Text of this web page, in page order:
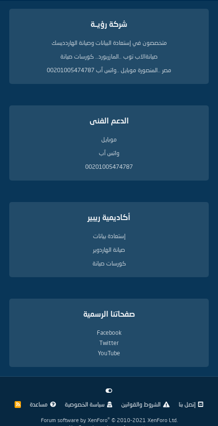
شركة رؤيــة
متخصصون في إستعادة البيانات وصيانة الهاردديسك
صيانةالاب توب ..المازربورد.. كورسات صيانة
مصر ..المنصورة موبايل ..واتس آب 00201005474787
الدعم الفنى
موبايل
واتس آب
00201005474787
أكاديمية ريبير
إستعادة بيانات
صيانة الهاردوير
كورسات صيانة
صفحاتنا الرسمية
Facebook
Twitter
YouTube
إتصل بنا الشروط والقوانين سياسة الخصوصية مساعدة
R
Forum software by XenForo® © 2010-2021 XenForo Ltd.